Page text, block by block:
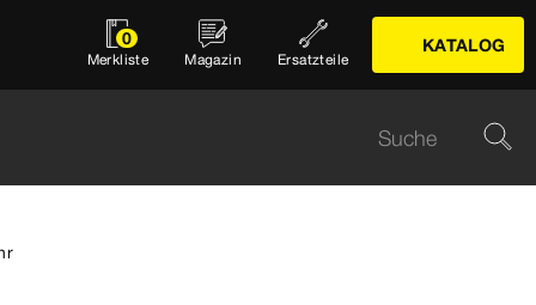
0
Merkliste Magazin Ersatzteile
KATALOG